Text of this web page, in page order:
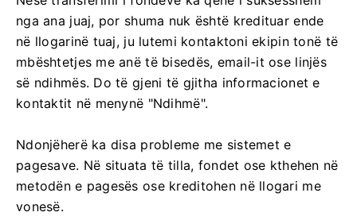
nga ana juaj, por shuma nuk është kredituar ende
në llogarinë tuaj, ju lutemi kontaktoni ekipin tonë të
mbështetjes me anë të bisedës, email-it ose linjës
së ndihmës. Do të gjeni të gjitha informacionet e
kontaktit në menynë "Ndihmë".
Ndonjëherë ka disa probleme me sistemet e
pagesave. Në situata të tilla, fondet ose kthehen në
metodën e pagesës ose kreditohen në llogari me
vonesë.